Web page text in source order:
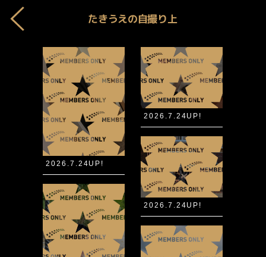
たきうえの自撮り上
2026.7.24UP!
2026.7.24UP!
2026.7.24UP!